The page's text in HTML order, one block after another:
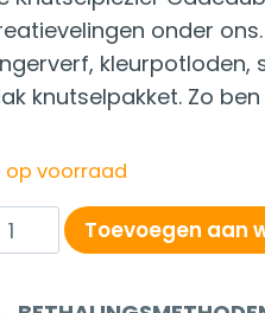
onder
kleurpotloden,
knutselpakket. Zo
op voorraad
Toevoegen aan